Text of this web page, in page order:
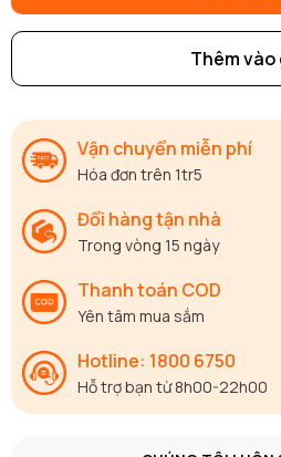
Thêm vào
Vận chuyển miễn phí
Hóa đơn trên 1tr5
Đổi hàng tận nhà
Trong vòng 15 ngày
Thanh toán COD
Yên tâm mua sắm
Hotline: 1800 6750
Hỗ trợ bạn từ 8h00-22h00